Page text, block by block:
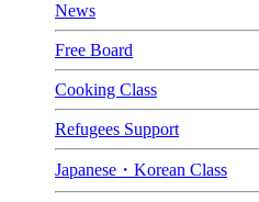
News
Free Board
Cooking Class
Refugees Support
Japanese・Korean Class